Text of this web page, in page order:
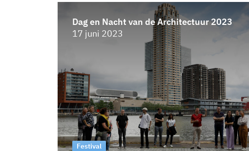
Dag en Nacht van de Architectuur 2023
17 juni 2023
Festival